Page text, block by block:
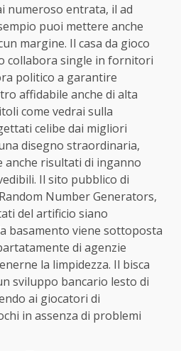
numeroso entrata, il ad
puoi mettere anche
margine. Il casa da gioco
collabora single in fornitori
politico a garantire
affidabile anche di alta
come vedrai sulla
celibe dai migliori
disegno straordinaria,
risultati di inganno
Il sito pubblico di
Number Generators,
del artificio siano
basamento viene sottoposta
di agenzie
la limpidezza. Il bisca
sviluppo bancario lesto di
ai giocatori di
in assenza di problemi